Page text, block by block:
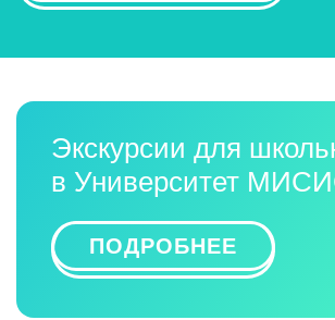
Экскурсии для
в Университет
ПОДРОБНЕЕ